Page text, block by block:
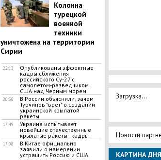
Колонна
турецкой
военной
техники
уничтожена на территории
Сирии
22:13
Опубликованы эффектные
кадры сближения
российского Су-27 с
самолетом-разведчиком
США над Черным морем
20:38
В России объяснили, зачем
Турчинов "врет" о создании
украинской крылатой
ракеты
17:49
Украина испытывает
новейшие отечественные
крылатые ракеты - кадры
17:08
В Китае официально
заявили о намерении
устрашить Россию и США
Загрузка...
Новости
КАРТИНА ДНЯ